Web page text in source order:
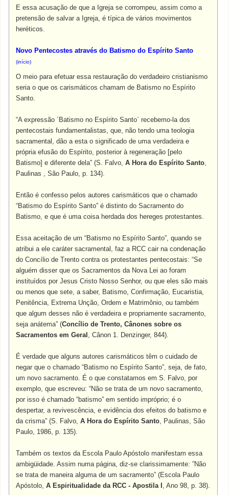
E essa acusação de que a Igreja se corrompeu, assim como a
pretensão de salvar a Igreja, é típica de vários movimentos
heréticos.
Novo Pentecostes através do Batismo do Espírito Santo
(início)
O meio para efetuar essa restauração do verdadeiro cristianismo
seria o que os carismáticos chamam de Batismo no Espírito
Santo.
“A expressão ´Batismo no Espírito Santo` recebemo-la dos
pentecostais fundamentalistas, que, não tendo uma teologia
sacramental, dão a esta o significado de uma verdadeira e
própria efusão do Espírito, posterior à regeneração [pelo
Batismo] e diferente dela” (S. Falvo, A Hora do Espírito Santo,
Paulinas , São Paulo, p. 134).
Então é confesso pelos autores carismáticos que o chamado
“Batismo do Espírito Santo” é distinto do Sacramento do
Batismo, e que é uma coisa herdada dos hereges protestantes.
Essa aceitação de um “Batismo no Espírito Santo”, quando se
atribui a ele caráter sacramental, faz a RCC cair na condenação
do Concílio de Trento contra os protestantes pentecostais: “Se
alguém disser que os Sacramentos da Nova Lei ao foram
instituídos por Jesus Cristo Nosso Senhor, ou que eles são mais
ou menos que sete, a saber, Batismo, Confirmação, Eucaristia,
Penitência, Extrema Unção, Ordem e Matrimônio, ou também
que algum desses não é verdadeira e propriamente sacramento,
seja anátema” (Concílio de Trento, Cânones sobre os
Sacramentos em Geral , Cânon 1. Denzinger, 844).
É verdade que alguns autores carismáticos têm o cuidado de
negar que o chamado “Batismo no Espírito Santo”, seja, de fato,
um novo sacramento. É o que constatamos em S. Falvo, por
exemplo, que escreveu: “Não se trata de um novo sacramento,
por isso é chamado “batismo” em sentido impróprio; é o
despertar, a revivescência, e evidência dos efeitos do batismo e
da crisma” (S. Falvo,A Hora do Espírito Santo, Paulinas, São
Paulo, 1986, p. 135).
Também os textos da Escola Paulo Apóstolo manifestam essa
ambigüidade. Assim numa página, diz-se clarissimamente: ”Não
se trata de maneira alguma de um sacramento” (Escola Paulo
Apóstolo, A Espiritualidade da RCC - Apostila I , Ano 98, p. 38).